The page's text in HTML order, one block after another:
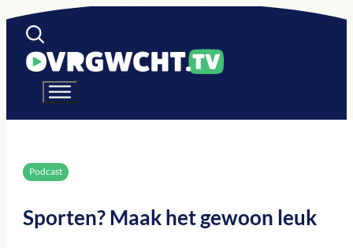
Podcast
Sporten? Maak het gewoon leuk